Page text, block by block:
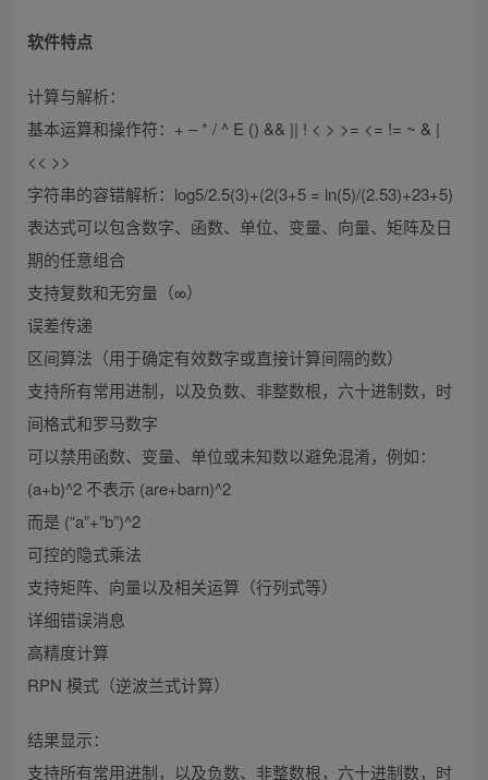
软件特点
计算与解析：
基本运算和操作符：+ – * / ^ E () && || ! < > >= <= != ~ & |
<< >>
字符串的容错解析：log5/2.5(3)+(2(3+5 = ln(5)/(2.53)+23+5)
表达式可以包含数字、函数、单位、变量、向量、矩阵及日
期的任意组合
支持复数和无穷量（∞）
误差传递
区间算法（用于确定有效数字或直接计算间隔的数）
支持所有常用进制，以及负数、非整数根，六十进制数，时
间格式和罗马数字
可以禁用函数、变量、单位或未知数以避免混淆，例如：
(a+b)^2 不表示 (are+barn)^2
而是 (“a”+”b”)^2
可控的隐式乘法
支持矩阵、向量以及相关运算（行列式等）
详细错误消息
高精度计算
RPN 模式（逆波兰式计算）
结果显示：
支持所有常用进制，以及负数、非整数根，六十进制数，时